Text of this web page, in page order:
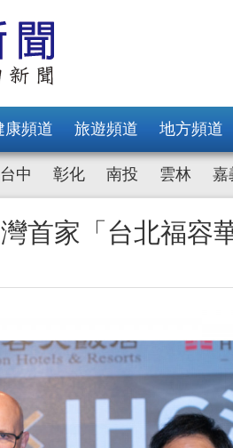
康頻道 旅遊頻道 地方頻道
台中 彰化 南投 雲林 嘉
首家「台北福容